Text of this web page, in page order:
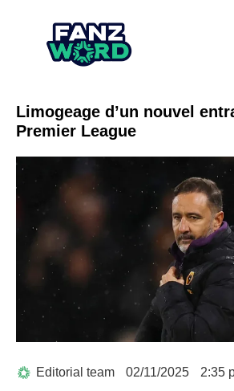
Limogeage d’un nouvel
Premier League
Editorial team 02/11/2025 2:35